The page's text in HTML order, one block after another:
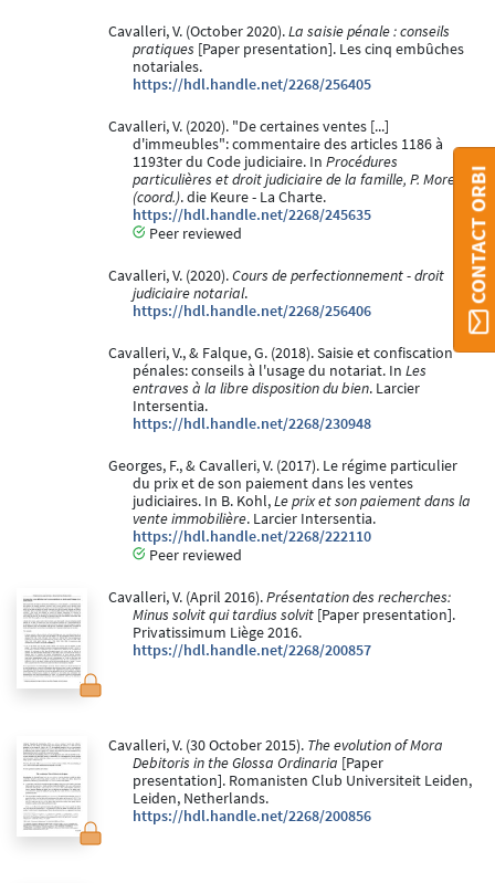
Cavalleri, V. (October 2020).La saisie pénale : conseils
pratiques [Paper presentation]. Les cinq embûches
notariales.
https://hdl.handle.net/2268/256405
Cavalleri, V. (2020). "De certaines ventes [...]
d'immeubles": commentaire des articles 1186 à
1193ter du Code judiciaire. In Procédures
particulières et droit judiciaire de la famille, P. Moreau
(coord.). die Keure - La Charte.
https://hdl.handle.net/2268/245635
Peer reviewed
Cavalleri, V. (2020).Cours de perfectionnement - droit
judiciaire notarial.
https://hdl.handle.net/2268/256406
Cavalleri, V., & Falque, G. (2018). Saisie et confiscation
pénales: conseils à l'usage du notariat. In Les
entraves à la libre disposition du bien. Larcier
Intersentia.
https://hdl.handle.net/2268/230948
Georges, F., & Cavalleri, V. (2017). Le régime particulier
du prix et de son paiement dans les ventes
judiciaires. In B. Kohl,Le prix et son paiement dans la
vente immobilière. Larcier Intersentia.
https://hdl.handle.net/2268/222110
Peer reviewed
Cavalleri, V. (April 2016).Présentation des recherches:
Minus solvit qui tardius solvit [Paper presentation].
Privatissimum Liège 2016.
https://hdl.handle.net/2268/200857
Cavalleri, V. (30 October 2015). The evolution of Mora
Debitoris in the Glossa Ordinaria [Paper
presentation]. Romanisten Club Universiteit Leiden,
Leiden, Netherlands.
https://hdl.handle.net/2268/200856
CONTACT ORBI